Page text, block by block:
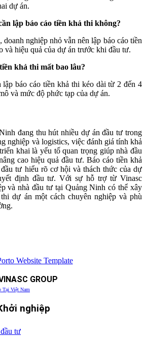
dự án.
lập báo cáo tiền khả thi không?
nghiệp nhỏ vẫn nên lập báo cáo tiền
và hiệu quả của dự án trước khi đầu tư.
khả thi mất bao lâu?
báo cáo tiền khả thi kéo dài từ 2 đến 4
và mức độ phức tạp của dự án.
đang thu hút nhiều dự án đầu tư trong
nghiệp và logistics, việc đánh giá tính khả
khai là yếu tố quan trọng giúp nhà đầu
cao hiệu quả đầu tư. Báo cáo tiền khả
tư hiểu rõ cơ hội và thách thức của dự
định đầu tư. Với sự hỗ trợ từ Vinasc
và nhà đầu tư tại Quảng Ninh có thể xây
dự án một cách chuyên nghiệp và phù
GROUP
Tại Việt Nam
nghiệp
tư